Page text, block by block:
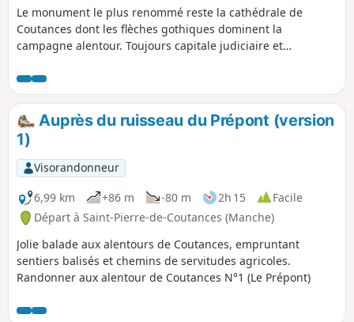
Le monument le plus renommé reste la cathédrale de
Coutances dont les flèches gothiques dominent la
campagne alentour. Toujours capitale judiciaire et
patrimoine urbain à découvrir. Pour l'heure, découvrez
d'autres histoires et monuments emblématiques.
Auprès du ruisseau du Prépont (version
1)
Visorandonneur
6,99 km
+86 m -80 m 2h 15
Facile
Départ à Saint-Pierre-de-Coutances (Manche)
Jolie balade aux alentours de Coutances, empruntant
sentiers balisés et chemins de servitudes agricoles.
Randonner aux alentour de Coutances N°1 (Le Prépont)